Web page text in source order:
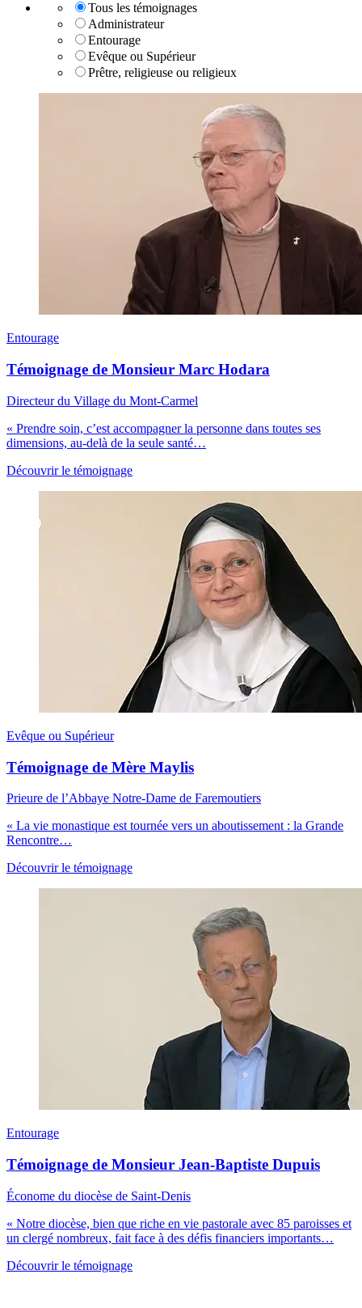
Tous les témoignages
Administrateur
Entourage
Evêque ou Supérieur
Prêtre, religieuse ou religieux
Entourage
Témoignage de Monsieur Marc Hodara
Directeur du Village du Mont-Carmel
« Prendre soin, c’est accompagner la personne dans toutes ses
dimensions, au-delà de la seule santé…
Découvrir le témoignage
Evêque ou Supérieur
Témoignage de Mère Maylis
Prieure de l’Abbaye Notre-Dame de Faremoutiers
« La vie monastique est tournée vers un aboutissement : la Grande
Rencontre…
Découvrir le témoignage
Entourage
Témoignage de Monsieur Jean-Baptiste Dupuis
Économe du diocèse de Saint-Denis
« Notre diocèse, bien que riche en vie pastorale avec 85 paroisses et
un clergé nombreux, fait face à des défis financiers importants…
Découvrir le témoignage